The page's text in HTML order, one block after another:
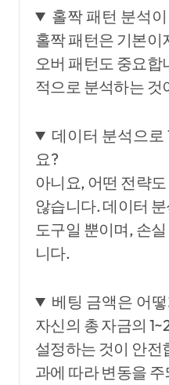
홀짝 패턴 분석
홀짝 패턴은 기본이지만, 합계 범위나 언더
오버 패턴도 중요합
적으로 분석하는 것
데이터 분석으로
요?
아니요, 어떤 전략도 100% 승리를 보장하지
않습니다. 데이터
도구일 뿐이며, 손
니다.
베팅 금액은 어
자신의 총 자금의 1~2%를 1회 베팅 금액으로
설정하는 것이 안전
과에 따라 변동을